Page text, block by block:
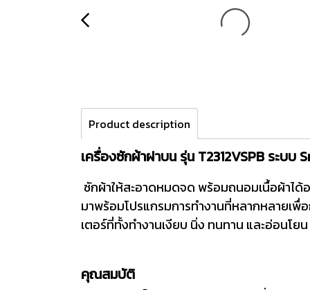
Product description
เครื่องซักผ้าฝาบน รุ่น T2312VSPB ระบบ
ซักผ้าให้สะอาดหมดจด พร้อมถนอมเนื้อผ้าได้
มาพร้อมโปรแกรมการทำงานที่หลากหลายเ
เตอร์ที่ทั้งทำงานเงียบ นิ่ง ทนทาน และอ่อนโ
คุณสมบัติ